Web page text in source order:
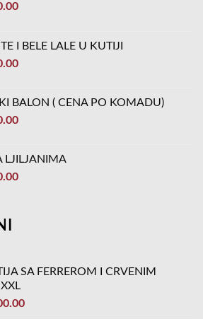
I BELE LALE U KUTIJI
BALON ( CENA PO KOMADU)
LJILJANIMA
SA FERREROM I CRVENIM